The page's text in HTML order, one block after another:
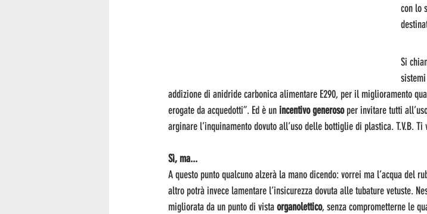
con lo
Si
addizione di anidride carbonica alimentare E290, per il miglioramento
erogate da acquedotti”. Ed è un incentivo generoso per invitare tutti
arginare l’inquinamento dovuto all’uso delle bottiglie di plastica. T.V.B. Ti
Sì, ma...
A questo punto qualcuno alzerà la mano dicendo: vorrei ma l’acqua del
altro potrà invece lamentare l’insicurezza dovuta alle tubature vetuste.
migliorata da un punto di vista organolettico, senza comprometterne le